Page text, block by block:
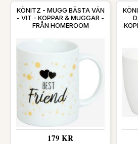
KÖNITZ - MUGG BÄSTA VÄN
- VIT - KOPPAR & MUGGAR -
FRÅN HOMEROOM
179 KR